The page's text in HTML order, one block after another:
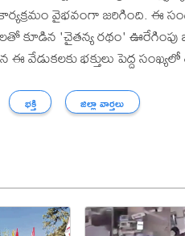
వైభవంగా జరిగింది. ఈ
కూడిన 'చైతన్య రథం' ఊరేగింపు
ఈ వేడుకలకు భక్తులు పెద్ద
భక్తి జిల్లా వార్తలు